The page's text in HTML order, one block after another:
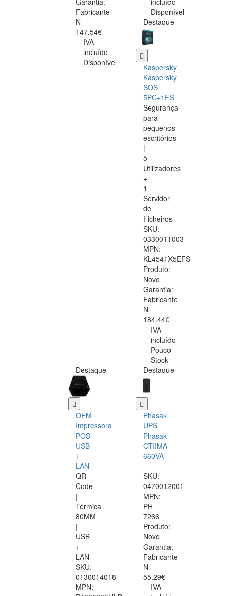
Fabricante
N
147.54€
IVA
incluído
Disponível
Disponível
Destaque
Kaspersky
Kaspersky
SOS
5PC+1FS
Segurança
para
pequenos
escritórios
|
5
Utilizadores
+
1
Servidor
de
Ficheiros
SKU:
0330011003
MPN:
KL4541X5EFS
Produto:
Novo
Garantia:
Fabricante
N
184.44€
IVA
incluído
Pouco
Stock
Destaque
OEM
Impressora
POS
USB
+
LAN
QR
Code
|
Térmica
80MM
|
USB
+
LAN
SKU:
0130014018
MPN:
Destaque
Phasak
UPS
Phasak
OTIIMA
660VA
SKU:
0470012001
MPN:
PH
7266
Produto:
Novo
Garantia:
Fabricante
N
55.29€
IVA